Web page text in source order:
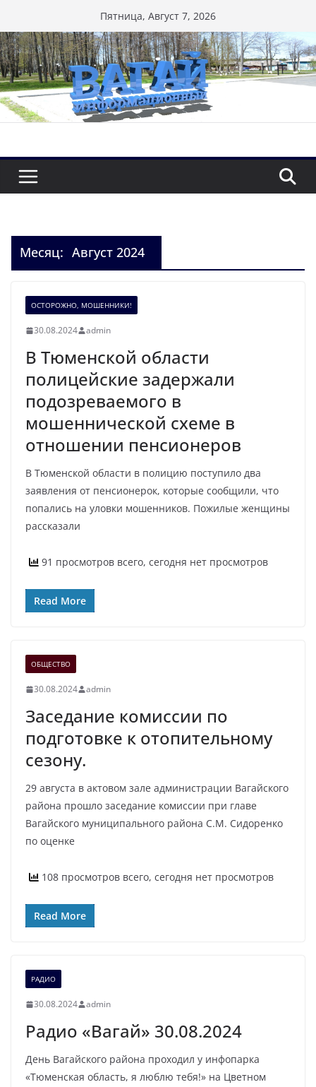
к
содержимому
Пятница, Август 7, 2026
Месяц: Август 2024
ОСТОРОЖНО, МОШЕННИКИ!
30.08.2024 admin
В Тюменской области
полицейские задержали
подозреваемого в
мошеннической схеме в
отношении пенсионеров
В Тюменской области в полицию поступило два
заявления от пенсионерок, которые сообщили, что
попались на уловки мошенников. Пожилые женщины
рассказали
91 просмотров всего, сегодня нет просмотров
Read More
ОБЩЕСТВО
30.08.2024 admin
Заседание комиссии по
подготовке к отопительному
сезону.
29 августа в актовом зале администрации Вагайского
района прошло заседание комиссии при главе
Вагайского муниципального района С.М. Сидоренко
по оценке
108 просмотров всего, сегодня нет просмотров
Read More
РАДИО
30.08.2024 admin
Радио «Вагай» 30.08.2024
День Вагайского района проходил у инфопарка
«Тюменская область, я люблю тебя!» на Цветном